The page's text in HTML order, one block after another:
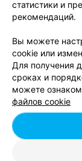
статистики и
рекомендаций.
Вы можете
cookie или
Для получения
сроках и
можете
файлов cookie